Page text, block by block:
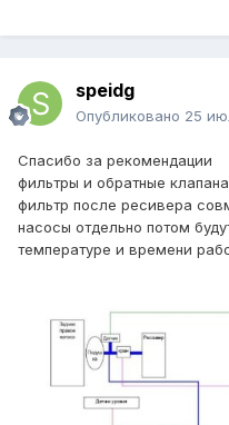
speidg
Опубликовано 25
Спасибо за рекомендации
фильтры и обратные
фильтр после ресивера
насосы отдельно потом
температуре и времени